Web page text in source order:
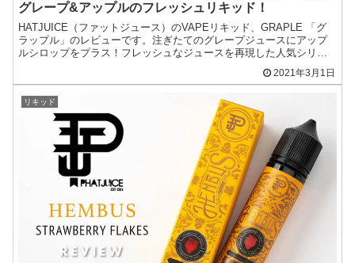
グレープ&アップルのフレッシュリキッド！
HATJUICE（ファットジュース）のVAPEリキッド、GRAPLE 「グ
ラップル」のレビューです。注ぎたてのグレープジュースにアップ
ルシロップをプラス！フレッシュなジュースを再現した人気シリー
2021年3月1日
リキッド